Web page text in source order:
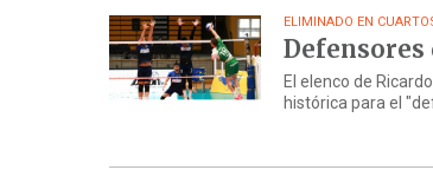
ELIMINADO EN
Defensores
El elenco de
histórica para el